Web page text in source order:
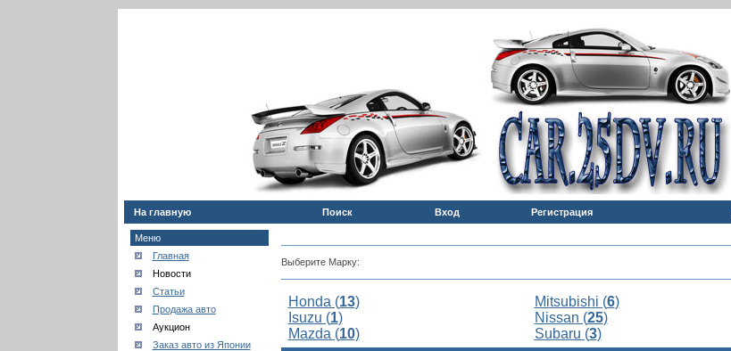
На главную Поиск Вход Регистрация
Меню
Главная
Новости
Статьи
Продажа авто
Аукцион
Заказ авто из Японии
Выберите Марку:
Honda (13)
Isuzu (1)
Mazda (10)
Mitsubishi (6)
Nissan (25)
Subaru (3)